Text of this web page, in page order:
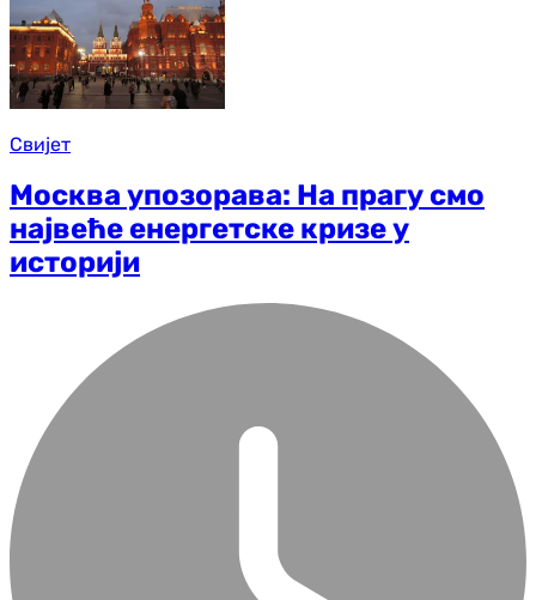
Свијет
Москва упозорава: На прагу смо
највеће енергетске кризе у
историји